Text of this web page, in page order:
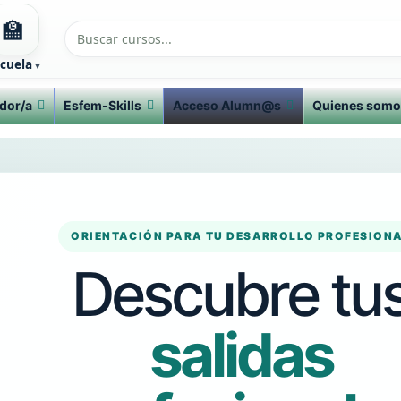
🏫
a Esfem-Skills Acceso Alumn@s Quienes
ORIENTACIÓN PARA TU DESARROLLO
Descubre
salidas